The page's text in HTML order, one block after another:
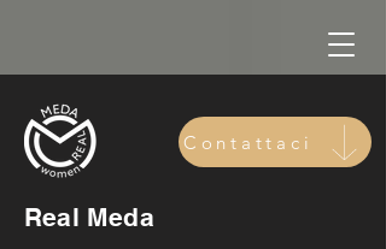
Contattaci
Real Meda